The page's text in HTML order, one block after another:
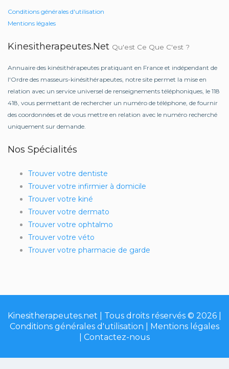
Conditions générales d'utilisation
Mentions légales
Kinesitherapeutes.net Qu'est Ce Que C'est ?
Annuaire des kinésithérapeutes pratiquant en France et indépendant de
l'Ordre des masseurs-kinésithérapeutes, notre site permet la mise en
relation avec un service universel de renseignements téléphoniques, le 118
418, vous permettant de rechercher un numéro de téléphone, de fournir
des coordonnées et de vous mettre en relation avec le numéro recherché
uniquement sur demande.
Nos Spécialités
Trouver votre dentiste
Trouver votre infirmier à domicile
Trouver votre kiné
Trouver votre dermato
Trouver votre ophtalmo
Trouver votre véto
Trouver votre pharmacie de garde
Kinesitherapeutes.net | Tous droits réservés © 2026 |
Conditions générales d'utilisation
Mentions légales
Contactez-nous